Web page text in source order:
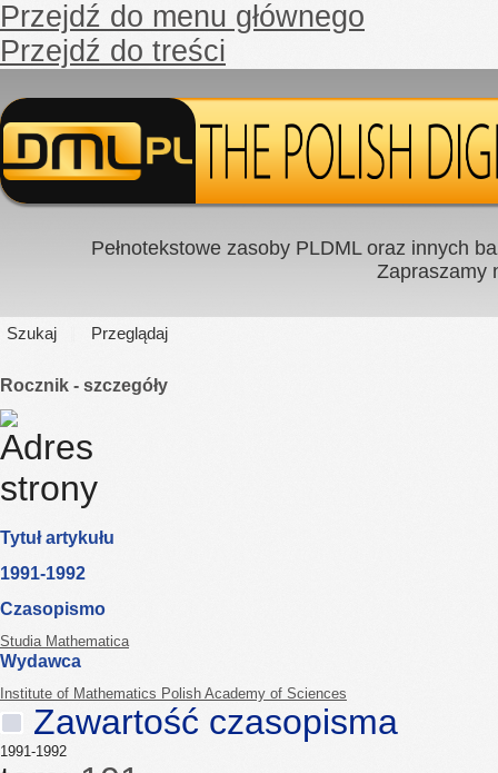
Przejdź do menu głównego
Przejdź do treści
Pełnotekstowe zasoby PLDML oraz innych
Zapraszamy
Szukaj Przeglądaj
Rocznik - szczegóły
Tytuł artykułu
1991-1992
Czasopismo
Studia Mathematica
Wydawca
Institute of Mathematics Polish Academy of Sciences
Zawartość czasopisma
1991-1992